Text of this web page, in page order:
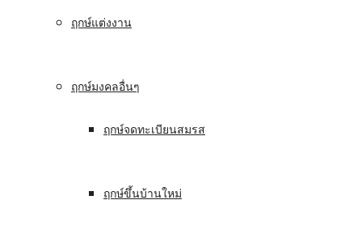
ฤกษ์แต่งงาน
ฤกษ์มงคลอื่นๆ
ฤกษ์จดทะเบียนสมรส
ฤกษ์ขึ้นบ้านใหม่